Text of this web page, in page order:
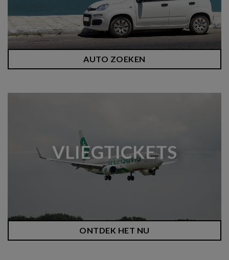
AUTO ZOEKEN
VLIEGTICKETS
ONTDEK HET NU